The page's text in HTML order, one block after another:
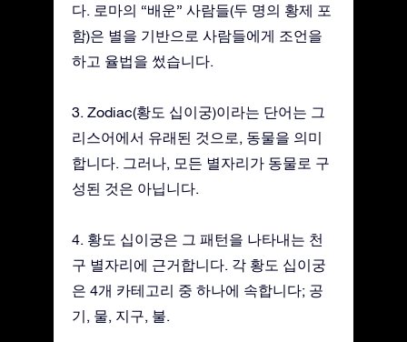
다. 로마의 “배운” 사람들(두 명의 황제 포
함)은 별을 기반으로 사람들에게 조언을
하고 율법을 썼습니다.
3. Zodiac(황도 십이궁)이라는 단어는 그
리스어에서 유래된 것으로, 동물을 의미
합니다. 그러나, 모든 별자리가 동물로 구
성된 것은 아닙니다.
4. 황도 십이궁은 그 패턴을 나타내는 천
구 별자리에 근거합니다. 각 황도 십이궁
은 4개 카테고리 중 하나에 속합니다; 공
기, 물, 지구, 불.